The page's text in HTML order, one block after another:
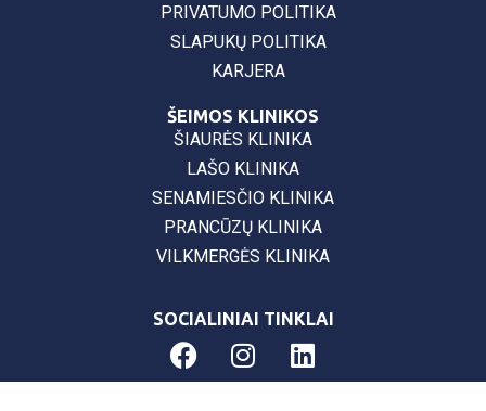
PRIVATUMO POLITIKA
SLAPUKŲ POLITIKA
KARJERA
ŠEIMOS KLINIKOS
ŠIAURĖS KLINIKA
LAŠO KLINIKA
SENAMIESČIO KLINIKA
PRANCŪZŲ KLINIKA
VILKMERGĖS KLINIKA
SOCIALINIAI TINKLAI